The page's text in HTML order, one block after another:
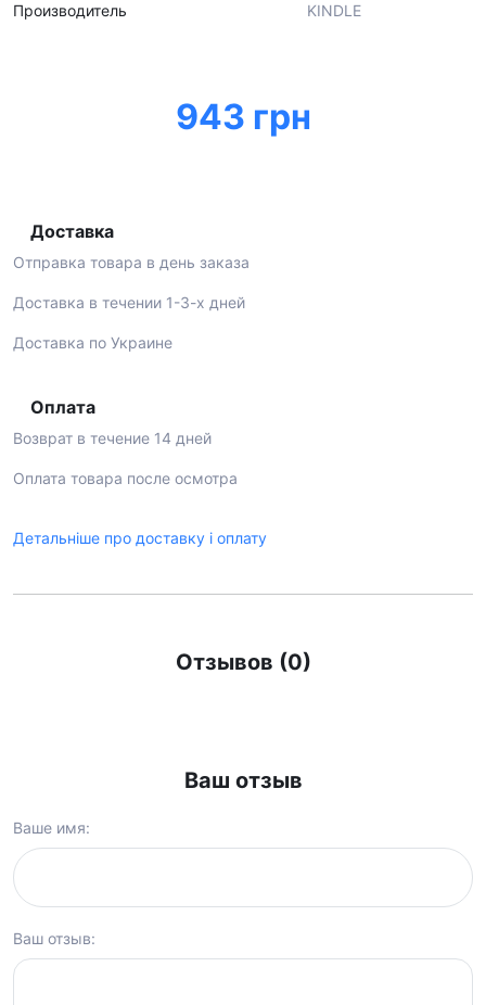
Производитель KINDLE
943 грн
Доставка
Отправка товара в день заказа
Доставка в течении 1-3-х дней
Доставка по Украине
Оплата
Возврат в течение 14 дней
Оплата товара после осмотра
Детальніше про доставку і оплату
Отзывов (0)
Ваш отзыв
Ваше имя:
Ваш отзыв: